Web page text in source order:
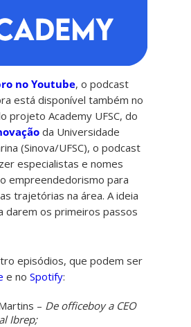
no Youtube, o podcast
está disponível também no
projeto Academy UFSC, do
da Universidade
(Sinova/UFSC), o podcast
especialistas e nomes
empreendedorismo para
trajetórias na área. A ideia
darem os primeiros passos
episódios, que podem ser
e noSpotify:
– De officeboy a CEO
Ibrep;